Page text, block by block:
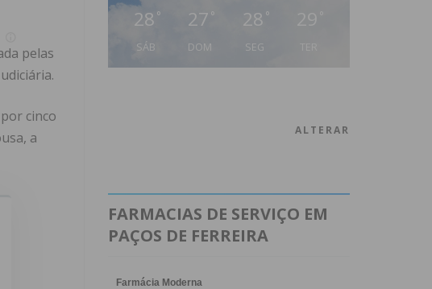
pelas
cinco
a
28 °
SÁB
27 °
DOM
28 °
SEG
29 °
ALTERAR
FARMACIAS DE SERVIÇO EM
PAÇOS DE FERREIRA